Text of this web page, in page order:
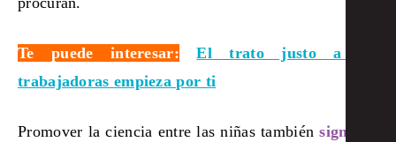
Te puede interesar:
El trato justo a las
trabajadoras empieza por ti
Promover la ciencia entre las niñas tambiénsignifica